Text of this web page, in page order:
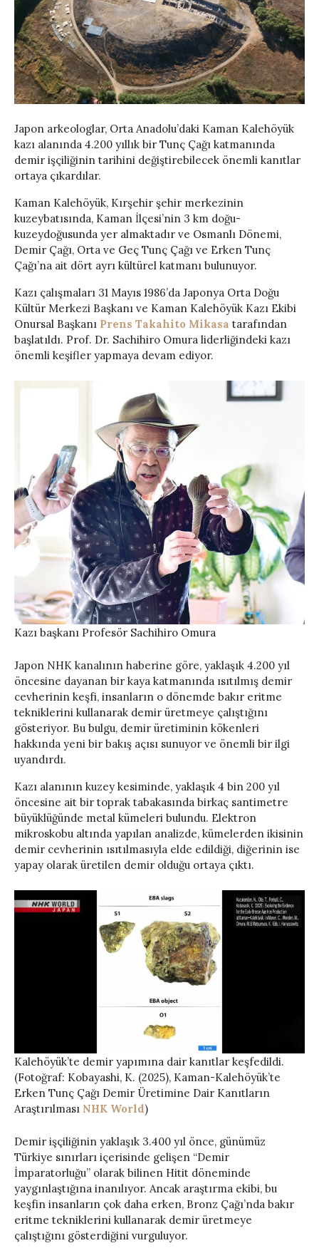
Japon arkeologlar, Orta Anadolu’daki Kaman Kalehöyük
kazı alanında 4.200 yıllık bir Tunç Çağı katmanında
demir işçiliğinin tarihini değiştirebilecek önemli kanıtlar
ortaya çıkardılar.
Kaman Kalehöyük, Kırşehir şehir merkezinin
kuzeybatısında, Kaman İlçesi’nin 3 km doğu-
kuzeydoğusunda yer almaktadır ve Osmanlı Dönemi,
Demir Çağı, Orta ve Geç Tunç Çağı ve Erken Tunç
Çağı’na ait dört ayrı kültürel katmanı bulunuyor.
Kazı çalışmaları 31 Mayıs 1986’da Japonya Orta Doğu
Kültür Merkezi Başkanı ve Kaman Kalehöyük Kazı Ekibi
Onursal Başkanı Prens Takahito Mikasa tarafından
başlatıldı. Prof. Dr. Sachihiro Omura liderliğindeki kazı
önemli keşifler yapmaya devam ediyor.
Kazı başkanı Profesör Sachihiro Omura
Japon NHK kanalının haberine göre, yaklaşık 4.200 yıl
öncesine dayanan bir kaya katmanında ısıtılmış demir
cevherinin keşfi, insanların o dönemde bakır eritme
tekniklerini kullanarak demir üretmeye çalıştığını
gösteriyor. Bu bulgu, demir üretiminin kökenleri
hakkında yeni bir bakış açısı sunuyor ve önemli bir ilgi
uyandırdı.
Kazı alanının kuzey kesiminde, yaklaşık 4 bin 200 yıl
öncesine ait bir toprak tabakasında birkaç santimetre
büyüklüğünde metal kümeleri bulundu. Elektron
mikroskobu altında yapılan analizde, kümelerden ikisinin
demir cevherinin ısıtılmasıyla elde edildiği, diğerinin ise
yapay olarak üretilen demir olduğu ortaya çıktı.
Kalehöyük’te demir yapımına dair kanıtlar keşfedildi.
(Fotoğraf: Kobayashi, K. (2025), Kaman-Kalehöyük’te
Erken Tunç Çağı Demir Üretimine Dair Kanıtların
Araştırılması NHK World)
Demir işçiliğinin yaklaşık 3.400 yıl önce, günümüz
Türkiye sınırları içerisinde gelişen “Demir
İmparatorluğu” olarak bilinen Hitit döneminde
yaygınlaştığına inanılıyor. Ancak araştırma ekibi, bu
keşfin insanların çok daha erken, Bronz Çağı’nda bakır
eritme tekniklerini kullanarak demir üretmeye
çalıştığını gösterdiğini vurguluyor.